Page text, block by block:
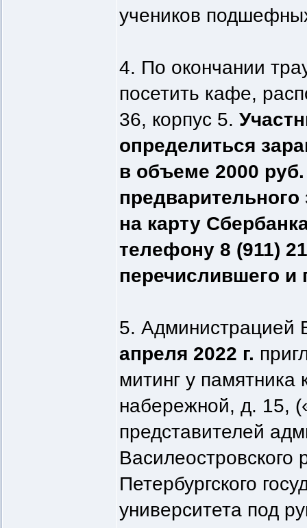
учеников
4. По окончании
посетить кафе,
36, корпус 5.
определиться
в объеме 2000
на карту
телефону 8 (911)
перечислившего и
5. Администрацией
апреля 2022 г.
митинг у
набережной, д. 15,
представителей
Василеостровского
Петербургского
университета под